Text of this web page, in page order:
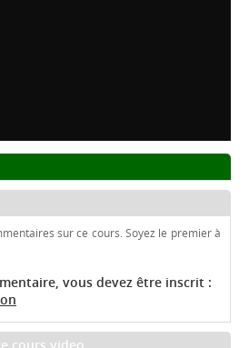
sur ce cours. Soyez le premier à
vous devez être inscrit :